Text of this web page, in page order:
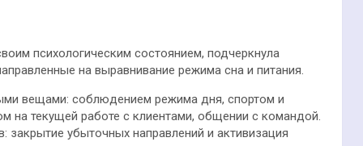
психологическим состоянием, подчеркнула
на выравнивание режима сна и питания.
вещами: соблюдением режима дня, спортом и
на текущей работе с клиентами, общении с командой.
закрытие убыточных направлений и активизация